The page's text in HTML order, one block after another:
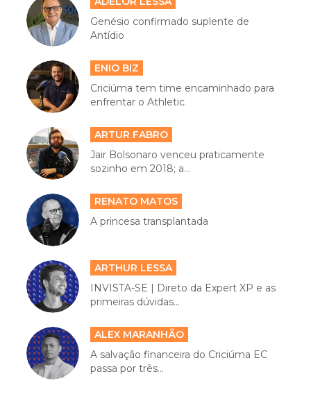
Genésio confirmado suplente de
Antídio
ENIO BIZ
Criciúma tem time encaminhado para
enfrentar o Athletic
ARTUR FABRO
Jair Bolsonaro venceu praticamente
sozinho em 2018; a...
RENATO MATOS
A princesa transplantada
ARTHUR LESSA
INVISTA-SE | Direto da Expert XP e as
primeiras dúvidas...
ALEX MARANHÃO
A salvação financeira do Criciúma EC
passa por três...